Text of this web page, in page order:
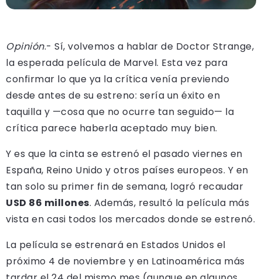
Opinión.- Sí, volvemos a hablar de Doctor Strange,
la esperada película de Marvel. Esta vez para
confirmar lo que ya la crítica venía previendo
desde antes de su estreno: sería un éxito en
taquilla y —cosa que no ocurre tan seguido— la
crítica parece haberla aceptado muy bien.
Y es que la cinta se estrenó el pasado viernes en
España, Reino Unido y otros países europeos. Y en
tan solo su primer fin de semana, logró recaudar
USD 86 millones. Además, resultó la película más
vista en casi todos los mercados donde se estrenó.
La película se estrenará en Estados Unidos el
próximo 4 de noviembre y en Latinoamérica más